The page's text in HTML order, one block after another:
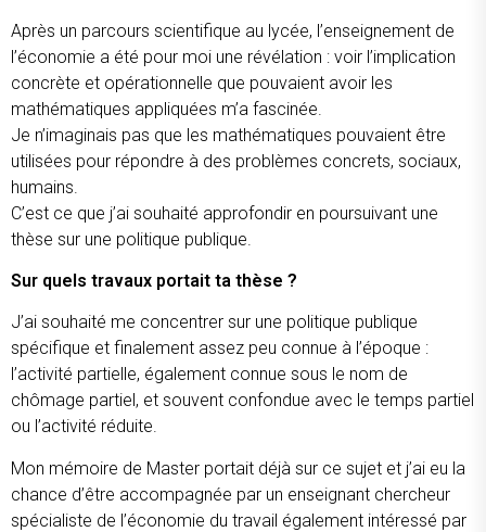
Après un parcours scientifique au lycée, l’enseignement de
l’économie a été pour moi une révélation : voir l’implication
concrète et opérationnelle que pouvaient avoir les
mathématiques appliquées m’a fascinée.
Je n’imaginais pas que les mathématiques pouvaient être
utilisées pour répondre à des problèmes concrets, sociaux,
humains.
C’est ce que j’ai souhaité approfondir en poursuivant une
thèse sur une politique publique.
Sur quels travaux portait ta thèse ?
J’ai souhaité me concentrer sur une politique publique
spécifique et finalement assez peu connue à l’époque :
l’activité partielle, également connue sous le nom de
chômage partiel, et souvent confondue avec le temps partiel
ou l’activité réduite.
Mon mémoire de Master portait déjà sur ce sujet et j’ai eu la
chance d’être accompagnée par un enseignant chercheur
spécialiste de l’économie du travail également intéressé par